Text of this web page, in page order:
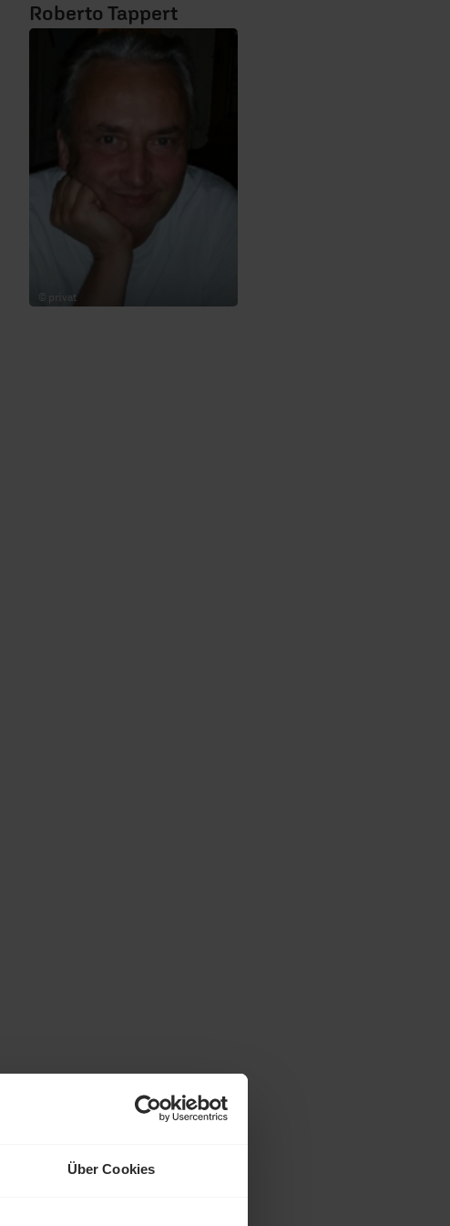
Über Cookies
Roberto Tappert
© privat